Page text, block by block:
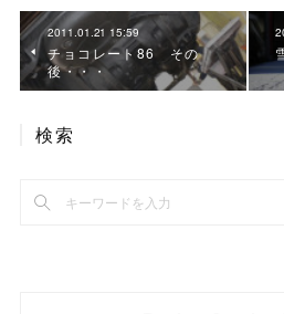
2011.01.21 15:59
チョコレート86 その
後・・・
検索